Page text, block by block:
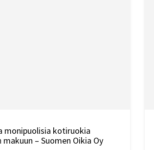
monipuolisia kotiruokia
makuun – Suomen Oikia Oy